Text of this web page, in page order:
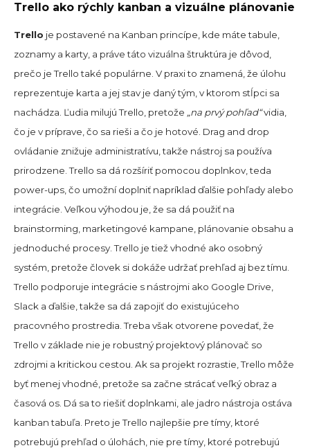
Trello ako rýchly kanban a vizuálne plánovanie
Trello je postavené na Kanban princípe, kde máte tabule,
zoznamy a karty, a práve táto vizuálna štruktúra je dôvod,
prečo je Trello také populárne. V praxi to znamená, že úlohu
reprezentuje karta a jej stav je daný tým, v ktorom stĺpci sa
nachádza. Ľudia milujú Trello, pretože „na prvý pohľad“vidia,
čo je v príprave, čo sa rieši a čo je hotové. Drag and drop
ovládanie znižuje administratívu, takže nástroj sa používa
prirodzene. Trello sa dá rozšíriť pomocou doplnkov, teda
power-ups, čo umožní doplniť napríklad ďalšie pohľady alebo
integrácie. Veľkou výhodou je, že sa dá použiť na
brainstorming, marketingové kampane, plánovanie obsahu a
jednoduché procesy. Trello je tiež vhodné ako osobný
systém, pretože človek si dokáže udržať prehľad aj bez tímu.
Trello podporuje integrácie s nástrojmi ako Google Drive,
Slack a ďalšie, takže sa dá zapojiť do existujúceho
pracovného prostredia. Treba však otvorene povedať, že
Trello v základe nie je robustný projektový plánovač so
zdrojmi a kritickou cestou. Ak sa projekt rozrastie, Trello môže
byť menej vhodné, pretože sa začne strácať veľký obraz a
časová os. Dá sa to riešiť doplnkami, ale jadro nástroja ostáva
kanban tabuľa. Preto je Trello najlepšie pre tímy, ktoré
potrebujú prehľad o úlohách, nie pre tímy, ktoré potrebujú